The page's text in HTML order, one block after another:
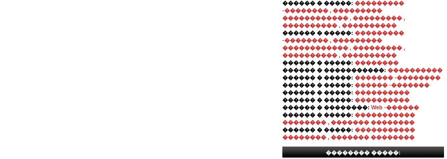
������ � �����: ���������
-�������� , ���������
������������ , ��������� ,
���������� , ����������
������ � �����: ���������
-�������� , ���������
������������ , ��������� ,
���������� , ����������
������ � �����: ��������
������ � �����������: ����������
������ � �����: ������� -��������
������ � �����: ������ -�������
������ � �����: ����������
������ � �����: ����������
������ � ��������: Web -������
������ � �����: �����������
�������� , ������� ��������
������ � �����: �����������
�������� , ������� ��������
�������� �����: